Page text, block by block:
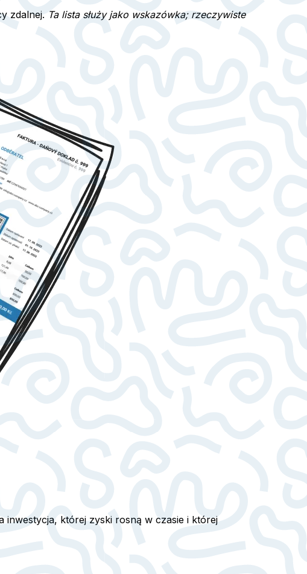
zdalnej. Ta lista służy jako wskazówka; rzeczywiste
inwestycja, której zyski rosną w czasie i której